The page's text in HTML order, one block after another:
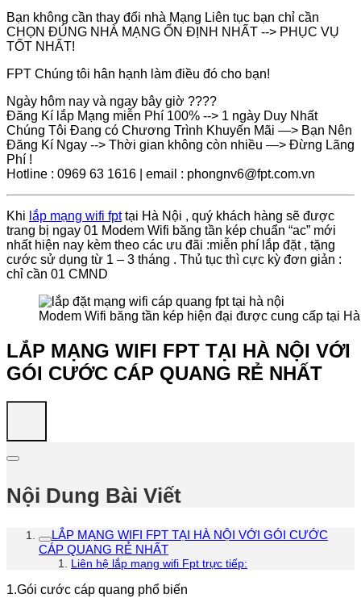
Bạn không cần thay đổi nhà Mạng Liên tục bạn chỉ cần
CHỌN ĐÚNG NHÀ MẠNG ỔN ĐỊNH NHẤT --> PHỤC VỤ
TỐT NHẤT!
FPT Chúng tôi hân hạnh làm điều đó cho bạn!
Ngày hôm nay và ngay bây giờ ????
Đăng Kí lắp Mạng miễn Phí 100% --> 1 ngày Duy Nhất
Chúng Tôi Đang có Chương Trình Khuyến Mãi —> Bạn Nên
Đăng Kí Ngay --> Thời gian không còn nhiều —> Đừng Lãng
Phí !
Hotline : 0969 63 1616 | email : phongnv6@fpt.com.vn
Khi lắp mạng wifi fpttại Hà Nội , quý khách hàng sẽ được
trang bị ngay 01 Modem Wifi băng tần kép chuẩn “ac” mới
nhất hiện nay kèm theo các ưu đãi :miễn phí lắp đặt , tặng
cước sử dụng từ 1 – 3 tháng . Thủ tục thì cực kỳ đơn giản :
chỉ cần 01 CMND
Modem Wifi băng tần kép hiện đại được cung cấp tại
LẮP MẠNG WIFI FPT TẠI HÀ NỘI VỚI
GÓI CƯỚC CÁP QUANG RẺ NHẤT
Nội Dung Bài Viết
LẮP MẠNG WIFI FPT TẠI HÀ NỘI VỚI GÓI CƯỚC
CÁP QUANG RẺ NHẤT
Liên hệ lắp mạng wifi Fpt trực tiếp:
1.Gói cước cáp quang phổ biến